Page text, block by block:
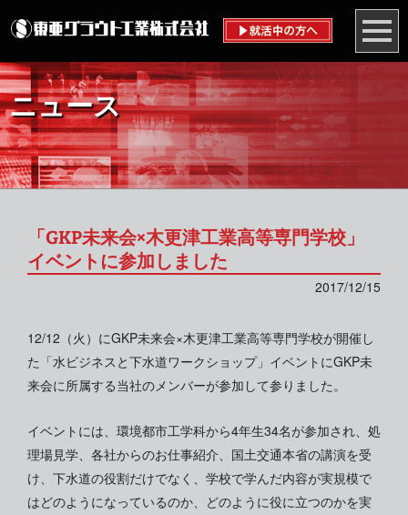
ニュース
「GKP未来会×木更津工業高等専門学校」
イベントに参加しました
2017/12/15
12/12（火）にGKP未来会×木更津工業高等専門学校が開催し
た「水ビジネスと下水道ワークショップ」イベントにGKP未
来会に所属する当社のメンバーが参加して参りました。
イベントには、環境都市工学科から4年生34名が参加され、処
理場見学、各社からのお仕事紹介、国土交通本省の講演を受
け、下水道の役割だけでなく、学校で学んだ内容が実規模で
はどのようになっているのか、どのように役に立つのかを実